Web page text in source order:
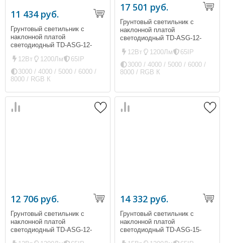
11 434 руб.
Грунтовый светильник с
наклонной платой
светодиодный TD-ASG-12-
12Вт
1200Лм
65IP
3000 / 4000 / 5000 / 6000 /
8000 / RGB К
17 501 руб.
Грунтовый светильник с
наклонной платой
светодиодный TD-ASG-12-
12Вт
1200Лм
65IP
3000 / 4000 / 5000 / 6000 /
8000 / RGB К
12 706 руб.
Грунтовый светильник с
наклонной платой
светодиодный TD-ASG-12-
14 332 руб.
Грунтовый светильник с
наклонной платой
светодиодный TD-ASG-15-